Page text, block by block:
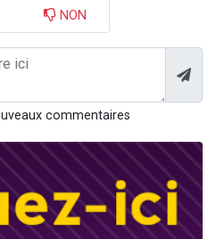
NON
commentaires